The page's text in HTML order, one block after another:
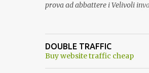
prova ad abbattere i Velivoli
alcuna notizia di un'invasione
aereo NATO da parte di un robot
DOUBLE TRAFFIC
Buy website traffic cheap